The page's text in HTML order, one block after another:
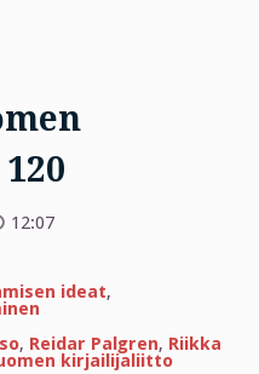
12:07
ideat,
, Reidar Palgren, Riikka
kirjailijaliitto